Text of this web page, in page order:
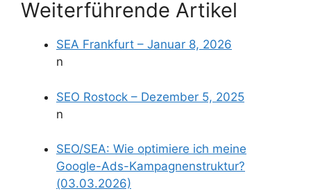
Weiterführende Artikel
SEA Frankfurt – Januar 8, 2026
n
SEO Rostock – Dezember 5, 2025
n
SEO/SEA: Wie optimiere ich meine
Google-Ads-Kampagnenstruktur?
(03.03.2026)